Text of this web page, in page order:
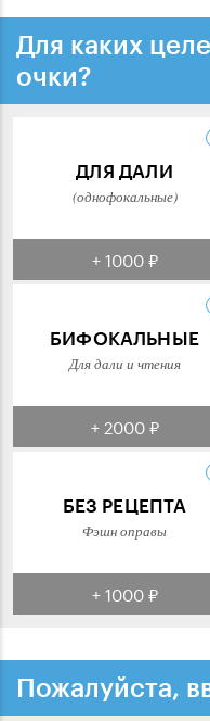
Для каких
очки?
ДЛЯ ДАЛИ
(однофокальные)
+ 1000 ₽
БИФОКАЛЬНЫЕ
Для дали и чтения
+ 2000 ₽
БЕЗ РЕЦЕПТА
Фэшн оправы
+ 1000 ₽
Пожалуйста,